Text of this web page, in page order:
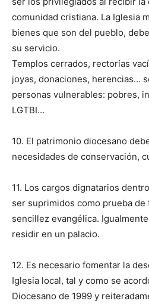
comunidad cristiana. La Iglesia
bienes que son del pueblo,
su servicio.
Templos cerrados, rectorías
joyas, donaciones, herencias…
personas vulnerables: pobres,
LGTBI…
10. El patrimonio diocesano
necesidades de conservación,
11. Los cargos dignatarios
ser suprimidos como prueba de
sencillez evangélica.
residir en un palacio.
12. Es necesario fomentar la
Iglesia local, tal y como se
Diocesano de 1999 y